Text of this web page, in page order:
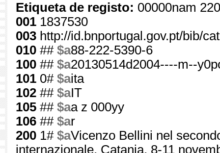
Etiqueta de registo: 00000nam
001 1837530
003 http://id.bnportugal.gov.pt/bib/
010 ## $a88-222-5390-6
100 ## $a20130514d2004----m--
101 0# $aita
102 ## $aIT
105 ## $aa z 000yy
106 ## $ar
200 1# $aVicenzo Bellini nel
internazionale, Catania, 8-11